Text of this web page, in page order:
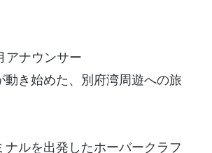
ナウンサー
動き始めた、別府湾周遊への旅
ナルを出発したホーバークラフ